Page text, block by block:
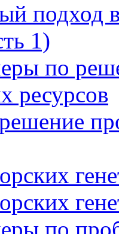
подход
1)
по
ресурсов